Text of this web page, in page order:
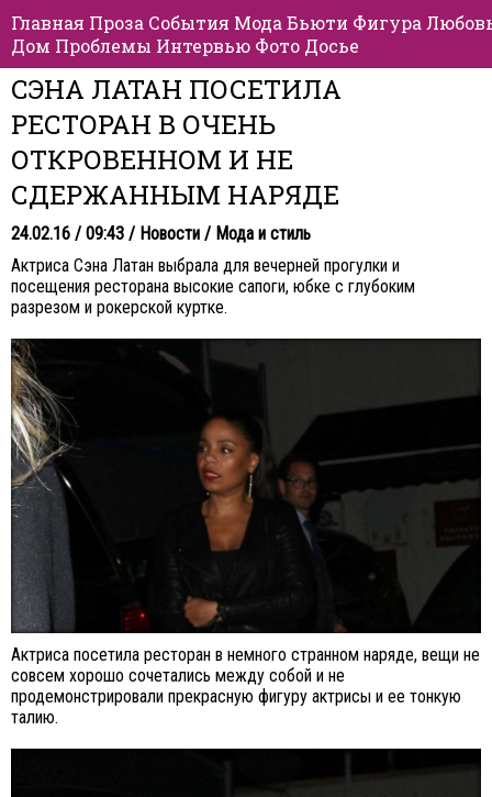
Главная Проза События Мода Бьюти Фигура
Дом Проблемы Интервью Фото Досье
СЭНА ЛАТАН ПОСЕТИЛА
РЕСТОРАН В ОЧЕНЬ
ОТКРОВЕННОМ И НЕ
СДЕРЖАННЫМ НАРЯДЕ
24.02.16 / 09:43 / Новости / Мода и стиль
Актриса Сэна Латан выбрала для вечерней прогулки и
посещения ресторана высокие сапоги, юбке с глубоким
разрезом и рокерской куртке.
Актриса посетила ресторан в немного странном наряде, вещи не
совсем хорошо сочетались между собой и не
продемонстрировали прекрасную фигуру актрисы и ее тонкую
талию.